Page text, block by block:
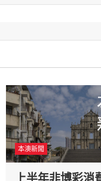
本澳新聞